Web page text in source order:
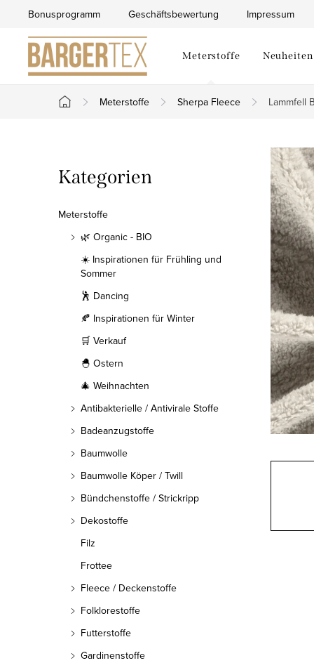
springen
Bonusprogramm Geschäftsbewertung Impressum
Meterstoffe Neuheiten
Startseite
Meterstoffe Sherpa Fleece Lammfell
e
i
Kategorien
überspringen
Kategorien
Meterstoffe
🌿 Organic - BIO
☀️ Inspirationen für Frühling und
Sommer
🕺 Dancing
🍂 Inspirationen für Winter
🛒 Verkauf
🐣 Ostern
🎄 Weihnachten
Antibakterielle / Antivirale Stoffe
Badeanzugstoffe
Baumwolle
Baumwolle Köper / Twill
Bündchenstoffe / Strickripp
Dekostoffe
Filz
Frottee
Fleece / Deckenstoffe
Folklorestoffe
Futterstoffe
Gardinenstoffe